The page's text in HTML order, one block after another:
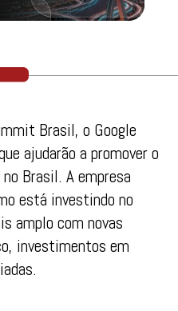
Brasil, o Google
ajudarão a promover o
Brasil. A empresa
está investindo no
amplo com novas
investimentos em